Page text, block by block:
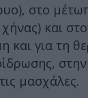
στο
και
και για τη
μασχάλες.